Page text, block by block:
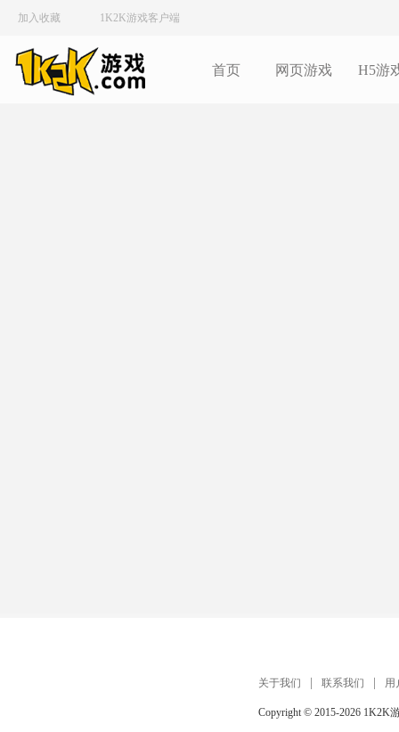
加入收藏 1K2K游戏客户端
首页 网页游戏 H5游
关于我们 联系我们 用
Copyright © 2015-2026 1K2K